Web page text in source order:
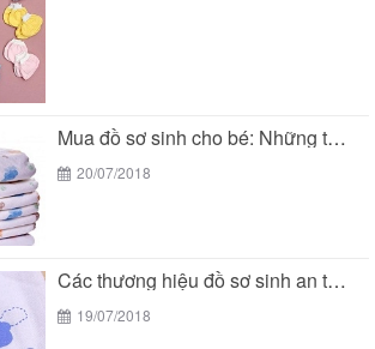
Mua đồ sơ sinh cho bé: Những thương hiệu...
20/07/2018
Các thương hiệu đồ sơ sinh an toàn cho...
19/07/2018